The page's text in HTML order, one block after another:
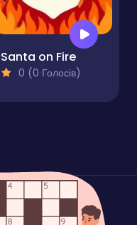
Santa on Fire
0 (0 Голосів)